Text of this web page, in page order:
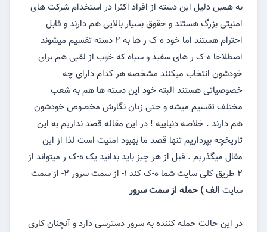
به همبن دلیل این دسته از افراد اکثرا در استخدام شرکت های
امنیتی بزرگ هستند و حقوق بسیار بالایی هم دارند و قابل
احترام هستند اما خود ه-ک ر ها به ۲ دسته تقسیم میشوند
اصطلاحا ه-ک ر های سفید و سیاه که خوب از لقبی هم برای
خودشون انتخاب میکنند مشخصه هر کدام دارای چه
خصوصیاتی هستند البته خود این دسته ها هم به شعب
مختلف تقسیم میشه و حتی زبان نگارش مخصوص خودشون
هم دارند . خلاصه دنیاییه ! در این مقاله قصد نداریم به این
تاریخچه بپردازیم تنها قصد ما بهبود امنیت است لذا از این
مقال میگذریم . قبل از هر چیز باید بدانید یک ه-ک ر میتواند از
۲ طریق کلی سایت شما ه-ک کند ۱- از سمت سرور ۲- از سمت
سایت الف ) حمله از سمت سرور
در این حالت حمله کننده به سرور دسترسی دارد و آنچنان کاری